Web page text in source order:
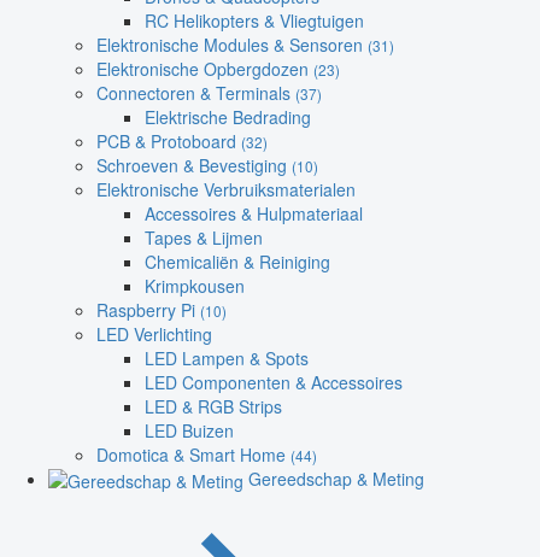
RC Helikopters & Vliegtuigen
Elektronische Modules & Sensoren (31)
Elektronische Opbergdozen (23)
Connectoren & Terminals (37)
Elektrische Bedrading
PCB & Protoboard (32)
Schroeven & Bevestiging (10)
Elektronische Verbruiksmaterialen
Accessoires & Hulpmateriaal
Tapes & Lijmen
Chemicaliën & Reiniging
Krimpkousen
Raspberry Pi (10)
LED Verlichting
LED Lampen & Spots
LED Componenten & Accessoires
LED & RGB Strips
LED Buizen
Domotica & Smart Home (44)
Gereedschap & Meting